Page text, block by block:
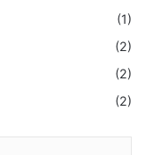
(1)
(2)
(2)
(2)